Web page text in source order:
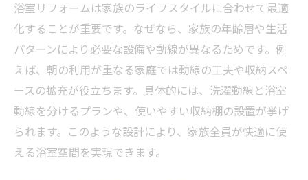
浴室リフォームは家族のライフスタイルに合わせて最適
化することが重要です。なぜなら、家族の年齢層や生活
パターンにより必要な設備や動線が異なるためです。例
えば、朝の利用が重なる家庭では動線の工夫や収納スペ
ースの拡充が役立ちます。具体的には、洗濯動線と浴室
動線を分けるプランや、使いやすい収納棚の設置が挙げ
られます。このような設計により、家族全員が快適に使
える浴室空間を実現できます。